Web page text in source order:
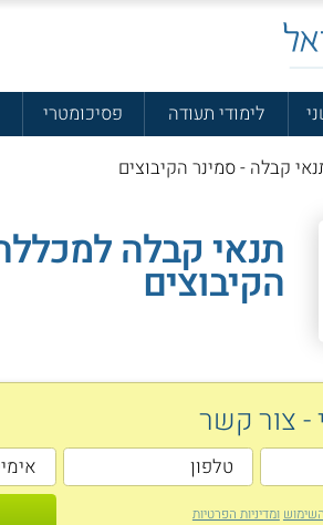
לימודי תעודה פסיכומטרי
קבלה - סמינר הקיבוצים
תנאי קבלה
הקיבוצים
- צור קשר
ומדיניות הפרטיות